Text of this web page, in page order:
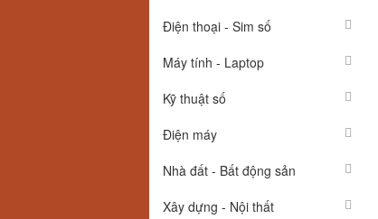
Điện thoại - Sim số
Máy tính - Laptop
Kỹ thuật số
Điện máy
Nhà đất - Bất động sản
Xây dựng - Nội thất